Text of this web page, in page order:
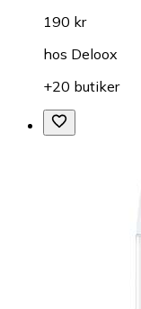
190 kr
hos Deloox
+20 butiker